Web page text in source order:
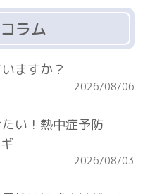
ラム
ますか？
2026/08/06
い！熱中症予防
2026/08/03